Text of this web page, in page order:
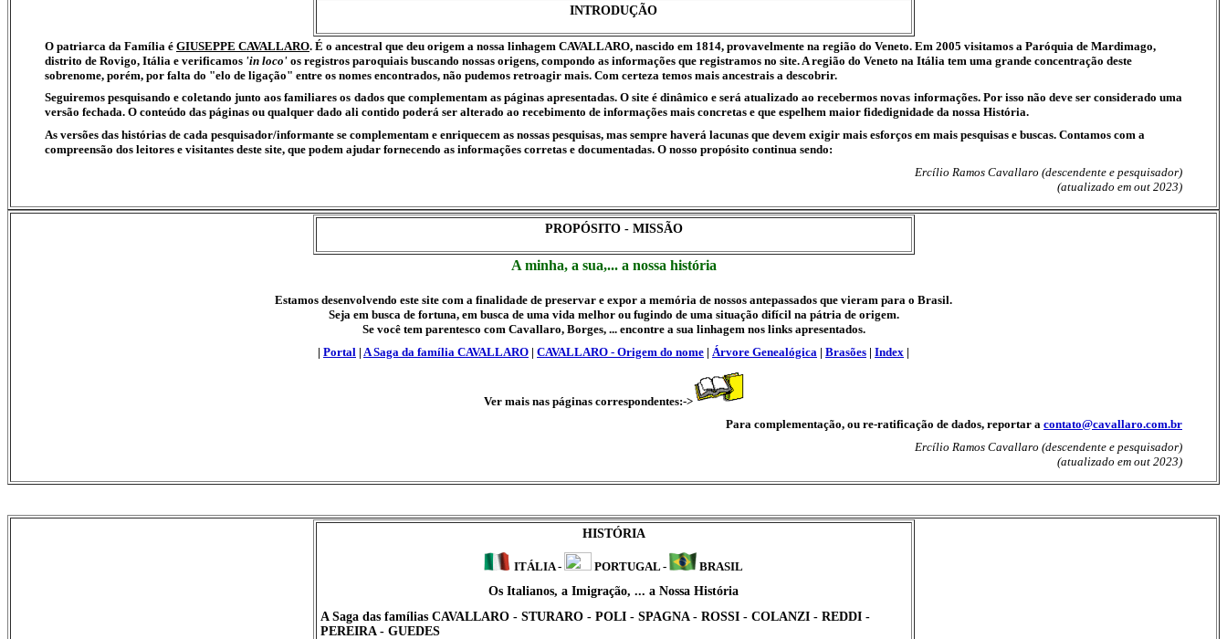
INTRODUÇÃO
O patriarca da Família é GIUSEPPE CAVALLARO. É o ancestral que deu origem a nossa linhagem CAVALLARO, nascido em 1814, provavelmente na região do Veneto. Em 2005 visitamos a Paróquia de Mardimago,
distrito de Rovigo, Itália e verificamos 'in loco' os registros paroquiais buscando nossas origens, compondo as informações que registramos no site. A região do Veneto na Itália tem uma grande concentração deste
sobrenome, porém, por falta do "elo de ligação" entre os nomes encontrados, não pudemos retroagir mais. Com certeza temos mais ancestrais a descobrir.
Seguiremos pesquisando e coletando junto aos familiares os dados que complementam as páginas apresentadas. O site é dinâmico e será atualizado ao recebermos novas informações. Por isso não deve ser considerado uma
versão fechada. O conteúdo das páginas ou qualquer dado ali contido poderá ser alterado ao recebimento de informações mais concretas e que espelhem maior fidedignidade da nossa História.
As versões das histórias de cada pesquisador/informante se complementam e enriquecem as nossas pesquisas, mas sempre haverá lacunas que devem exigir mais esforços em mais pesquisas e buscas. Contamos com a
compreensão dos leitores e visitantes deste site, que podem ajudar fornecendo as informações corretas e documentadas. O nosso propósito continua sendo:
Ercílio Ramos Cavallaro (descendente e pesquisador)
(atualizado em out 2023)
PROPÓSITO - MISSÃO
A minha, a sua,... a nossa história
Estamos desenvolvendo este site com a finalidade de preservar e expor a memória de nossos antepassados que vieram para o Brasil.
Seja em busca de fortuna, em busca de uma vida melhor ou fugindo de uma situação difícil na pátria de origem.
Se você tem parentesco com Cavallaro, Borges, ... encontre a sua linhagem nos links apresentados.
| Portal | A Saga da família CAVALLARO | CAVALLARO - Origem do nome | Árvore Genealógica | Brasões | Index |
Ver mais nas páginas correspondentes:->
Para complementação, ou re-ratificação de dados, reportar a contato@cavallaro.com.br
Ercílio Ramos Cavallaro (descendente e pesquisador)
(atualizado em out 2023)
HISTÓRIA
ITÁLIA - PORTUGAL -
BRASIL
Os Italianos, a Imigração, ... a Nossa História
A Saga das famílias CAVALLARO - STURARO - POLI - SPAGNA - ROSSI - COLANZI - REDDI -
PEREIRA - GUEDES